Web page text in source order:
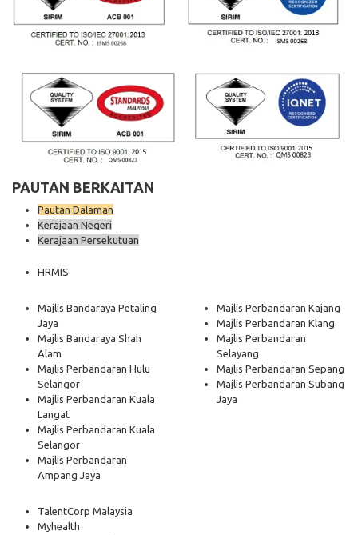
PAUTAN BERKAITAN
Pautan Dalaman
Kerajaan Negeri
Kerajaan Persekutuan
HRMIS
Majlis Bandaraya Petaling
Jaya
Majlis Bandaraya Shah
Alam
Majlis Perbandaran Hulu
Selangor
Majlis Perbandaran Kuala
Langat
Majlis Perbandaran Kuala
Selangor
Majlis Perbandaran
Ampang Jaya
Majlis Perbandaran Kajang
Majlis Perbandaran Klang
Majlis Perbandaran
Selayang
Majlis Perbandaran Sepang
Majlis Perbandaran Subang
Jaya
TalentCorp Malaysia
Myhealth